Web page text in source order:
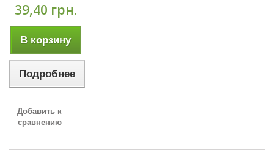
39,40 грн.
В корзину
Подробнее
Добавить к
сравнению